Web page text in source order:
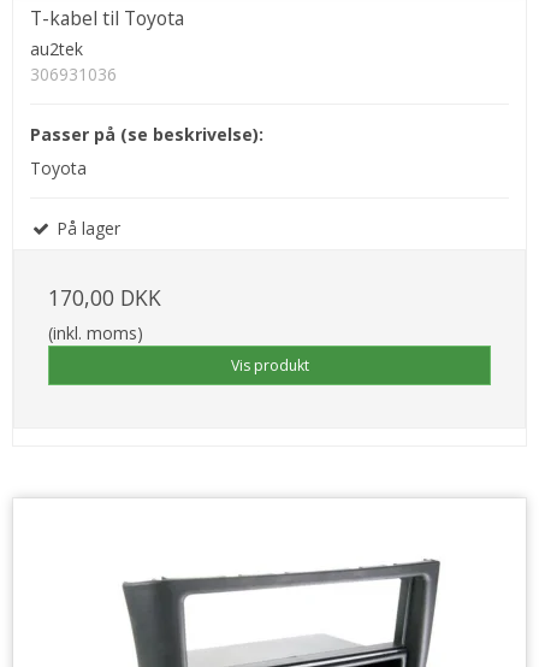
T-kabel til Toyota
au2tek
306931036
Passer på (se beskrivelse):
Toyota
På lager
170,00 DKK
(inkl. moms)
Vis produkt